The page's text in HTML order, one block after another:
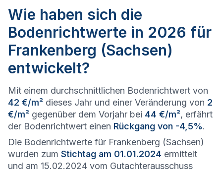
Wie haben sich die
Bodenrichtwerte in 2026 für
Frankenberg (Sachsen)
entwickelt?
Mit einem durchschnittlichen Bodenrichtwert von
42 €/m² dieses Jahr und einer Veränderung von 2
€/m² gegenüber dem Vorjahr bei 44 €/m², erfährt
der Bodenrichtwert einen Rückgang von -4,5%.
Die Bodenrichtwerte für Frankenberg (Sachsen)
wurden zum Stichtag am 01.01.2024 ermittelt
und am 15.02.2024 vom Gutachterausschuss